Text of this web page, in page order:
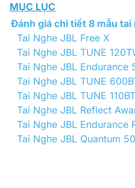
MỤC LỤC
Đánh giá chi tiết 8 mẫu tai
Tai Nghe JBL Free X
Tai Nghe JBL TUNE
Tai Nghe JBL Endurance
Tai Nghe JBL TUNE
Tai Nghe JBL TUNE 110BT
Tai Nghe JBL Reflect
Tai Nghe JBL Endurance
Tai Nghe JBL Quantum 50